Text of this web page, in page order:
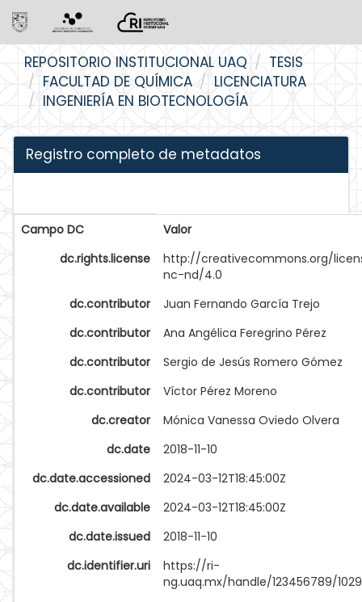
navigation
REPOSITORIO INSTITUCIONAL UAQ
TESIS
FACULTAD DE QUÍMICA
LICENCIATURA
INGENIERÍA EN BIOTECNOLOGÍA
Registro completo de metadatos
Campo DC
Valor
dc.rights.license
http://creativecommons.org/
nc-nd/4.0
dc.contributor
Juan Fernando García Trejo
dc.contributor
Ana Angélica Feregrino Pérez
dc.contributor
Sergio de Jesús Romero Gómez
dc.contributor
Víctor Pérez Moreno
dc.creator
Mónica Vanessa Oviedo Olvera
dc.date
2018-11-10
dc.date.accessioned
2024-03-12T18:45:00Z
dc.date.available
2024-03-12T18:45:00Z
dc.date.issued
2018-11-10
dc.identifier.uri
https://ri-
ng.uaq.mx/handle/123456789/